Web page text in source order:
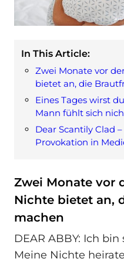
In This Article:
Zwei Monate vor
bietet an, die
Eines Tages wirst
Mann fühlt sich
Dear Scantily Clad
Provokation in
Zwei Monate vor
Nichte bietet an,
machen
DEAR ABBY: Ich
Meine Nichte